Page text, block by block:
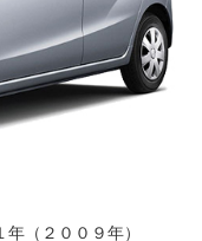
（２００９年）